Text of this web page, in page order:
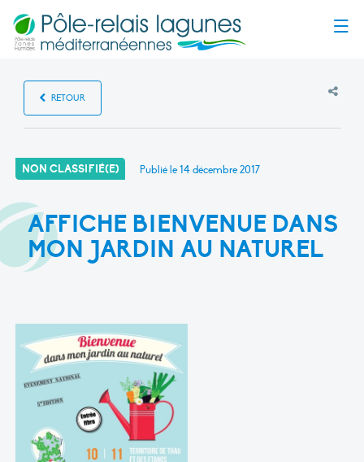
RETOUR
NON CLASSIFIÉ(E) Publié le14 décembre 2017
AFFICHE BIENVENUE DANS
MON JARDIN AU NATUREL